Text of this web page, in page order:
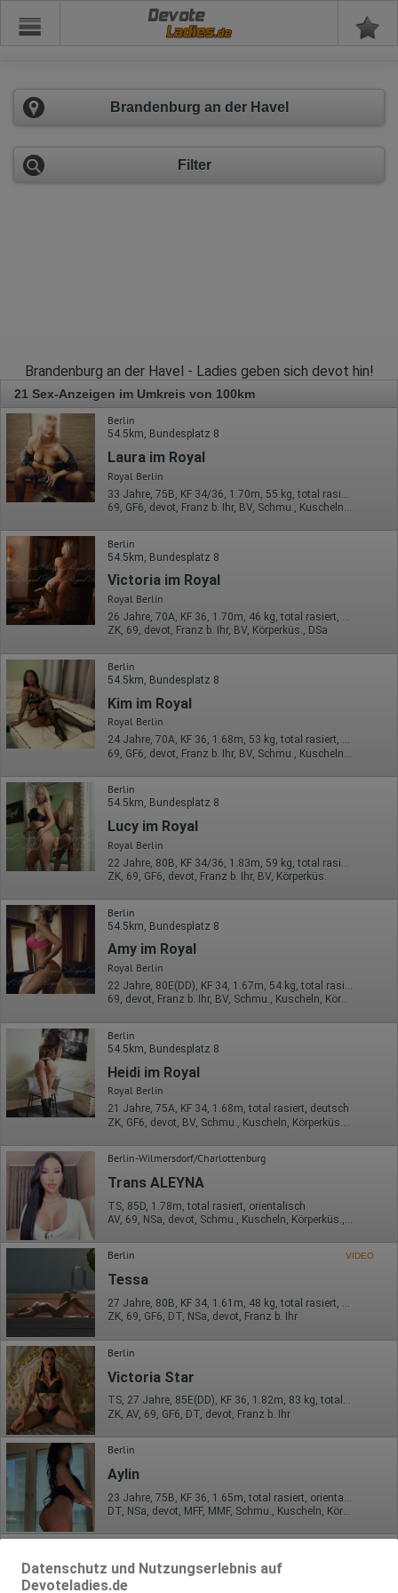
Datenschutz und Nutzungserlebnis auf
Devoteladies.de
Devote
Brandenburg an der Havel
Filter
Brandenburg an der Havel - Ladies geben sich devot hin!
21 Sex-Anzeigen im Umkreis von 100km
Berlin
54.5km, Bundesplatz 8
Laura im Royal
Royal Berlin
33 Jahre, 75B, KF 34/36, 1.70m, 55 kg, total rasiert, mitteleuropäisch
69, GF6, devot, Franz b. Ihr, BV, Schmu., Kuscheln, DSa
Berlin
54.5km, Bundesplatz 8
Victoria im Royal
Royal Berlin
26 Jahre, 70A, KF 36, 1.70m, 46 kg, total rasiert, mitteleuropäisch
ZK, 69, devot, Franz b. Ihr, BV, Körperküs., DSa
Berlin
54.5km, Bundesplatz 8
Kim im Royal
Royal Berlin
24 Jahre, 70A, KF 36, 1.68m, 53 kg, total rasiert, südländisch
Berlin
54.5km, Bundesplatz 8
Lucy im Royal
Royal Berlin
ZK, 69, GF6, devot, Franz b. Ihr, BV, Körperküs.
Berlin
54.5km, Bundesplatz 8
Amy im Royal
Royal Berlin
22 Jahre, 80E(DD), KF 34, 1.67m, 54 kg, total rasiert, mitteleuropäisch
69, devot, Franz b. Ihr, BV, Schmu., Kuscheln, Körperküs., DSa
Berlin
54.5km, Bundesplatz 8
Heidi im Royal
Royal Berlin
21 Jahre, 75A, KF 34, 1.68m, total rasiert, deutsch
Berlin-Wilmersdorf/Charlottenburg
Trans ALEYNA
TS, 85D, 1.78m, total rasiert, orientalisch
AV, 69, NSa, devot, Schmu., Kuscheln, Körperküs., AV b. Ihm
Berlin VIDEO
Tessa
27 Jahre, 80B, KF 34, 1.61m, 48 kg, total rasiert, osteuropäisch
ZK, 69, GF6, DT, NSa, devot, Franz b. Ihr
Berlin
Victoria Star
TS, 27 Jahre, 85E(DD), KF 36, 1.82m, 83 kg, total rasiert, deutsch
ZK, AV, 69, GF6, DT, devot, Franz b. Ihr
Berlin
Aylin
DT, NSa, devot, MFF, MMF, Schmu., Kuscheln, Körperküs.
TS DEUTSCHE DANA